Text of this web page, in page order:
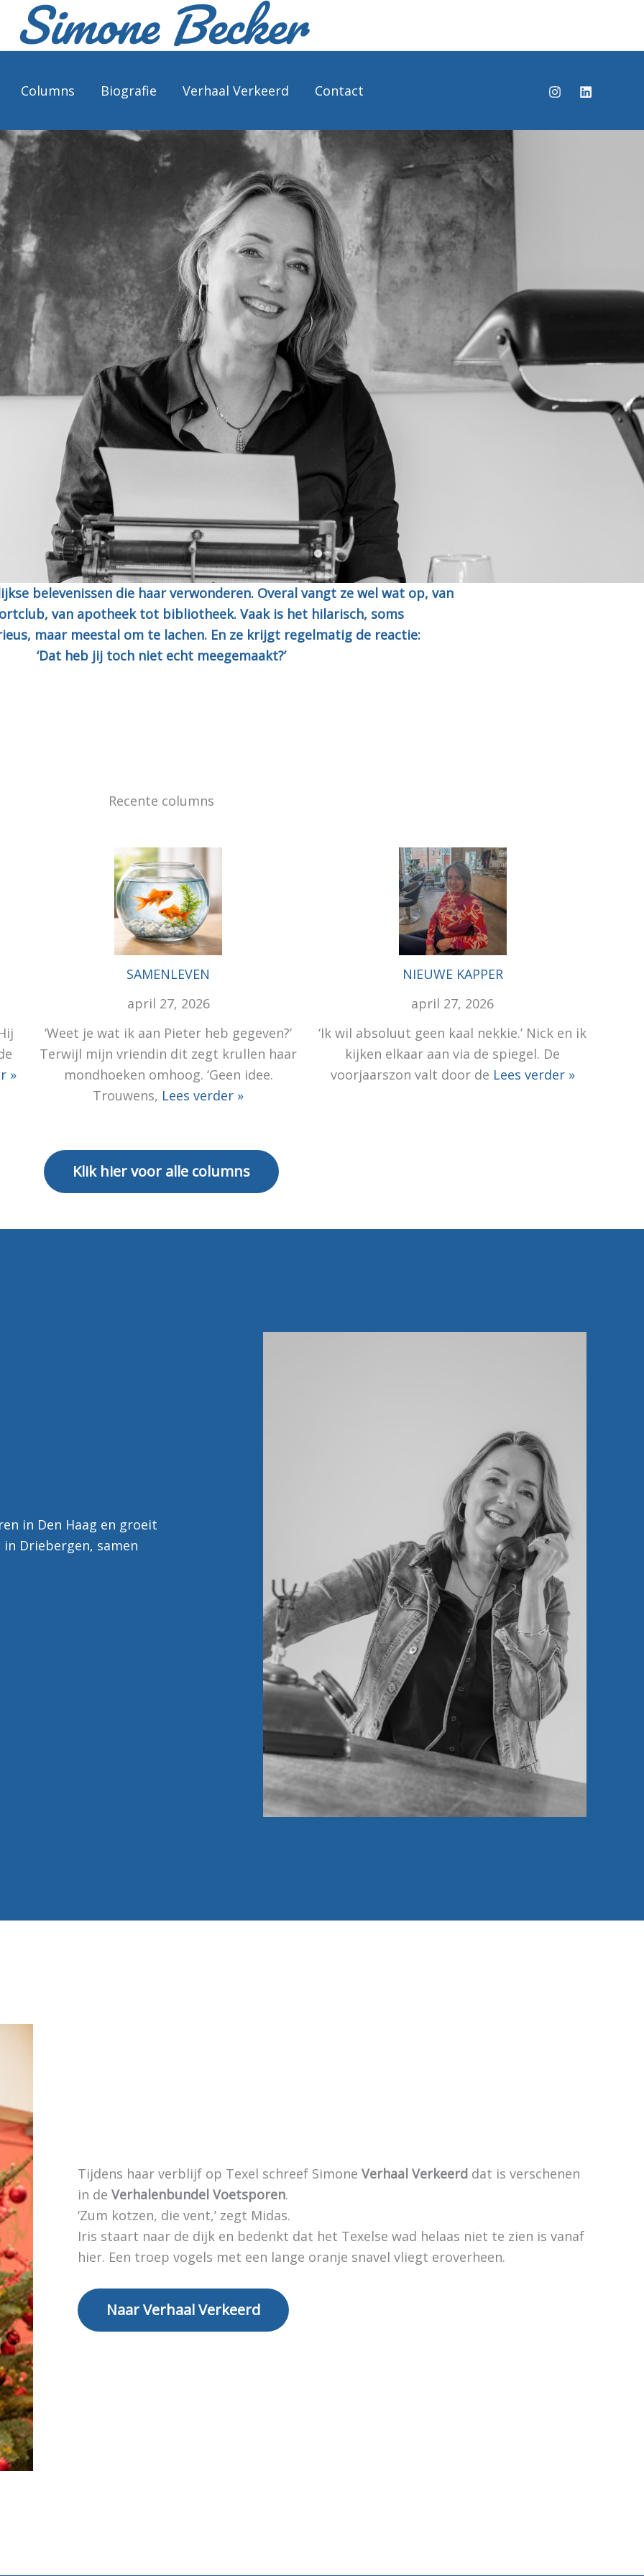
Simone Becker
Columns Biografie Verhaal Verkeerd Contact
belevenissen die haar verwonderen. Overal vangt ze wel wat op, van
van apotheek tot bibliotheek. Vaak is het hilarisch, soms
maar meestal om te lachen. En ze krijgt regelmatig de reactie:
‘Dat heb jij toch niet echt meegemaakt?’
Recente columns
»
SAMENLEVEN
april 27, 2026
‘Weet je wat ik aan Pieter heb gegeven?’
Terwijl mijn vriendin dit zegt krullen haar
mondhoeken omhoog. ‘Geen idee.
Trouwens, Lees verder »
NIEUWE KAPPER
april 27, 2026
‘Ik wil absoluut geen kaal nekkie.’ Nick en ik
kijken elkaar aan via de spiegel. De
voorjaarszon valt door de Lees verder »
Klik hier voor alle columns
in Den Haag en groeit
Driebergen, samen
Tijdens haar verblijf op Texel schreef Simone Verhaal Verkeerddat is verschenen
in de Verhalenbundel Voetsporen.
‘Zum kotzen, die vent,’ zegt Midas.
Iris staart naar de dijk en bedenkt dat het Texelse wad helaas niet te zien is vanaf
hier. Een troep vogels met een lange oranje snavel vliegt eroverheen.
Naar Verhaal Verkeerd